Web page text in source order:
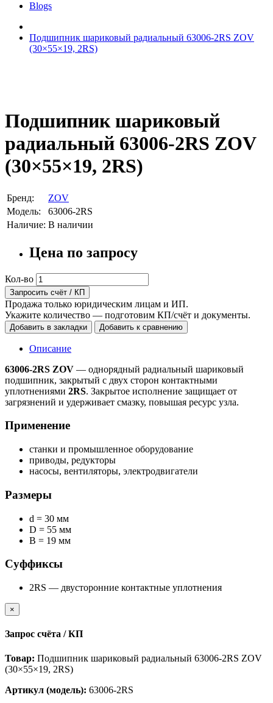
Blogs
Подшипник шариковый радиальный 63006-2RS ZOV
(30×55×19, 2RS)
Подшипник шариковый
радиальный 63006-2RS ZOV
(30×55×19, 2RS)
Бренд:
ZOV
Модель:
63006-2RS
Наличие: В наличии
Цена по запросу
Кол-во
Запросить счёт / КП
Продажа только юридическим лицам и ИП.
Укажите количество — подготовим КП/счёт и документы.
Добавить в закладки Добавить к сравнению
Описание
63006-2RS ZOV — однорядный радиальный шариковый
подшипник, закрытый с двух сторон контактными
уплотнениями 2RS. Закрытое исполнение защищает от
загрязнений и удерживает смазку, повышая ресурс узла.
Применение
станки и промышленное оборудование
приводы, редукторы
насосы, вентиляторы, электродвигатели
Размеры
d = 30 мм
D = 55 мм
B = 19 мм
Суффиксы
2RS — двусторонние контактные уплотнения
×
Запрос счёта / КП
Товар: Подшипник шариковый радиальный 63006-2RS ZOV
(30×55×19, 2RS)
Артикул (модель): 63006-2RS